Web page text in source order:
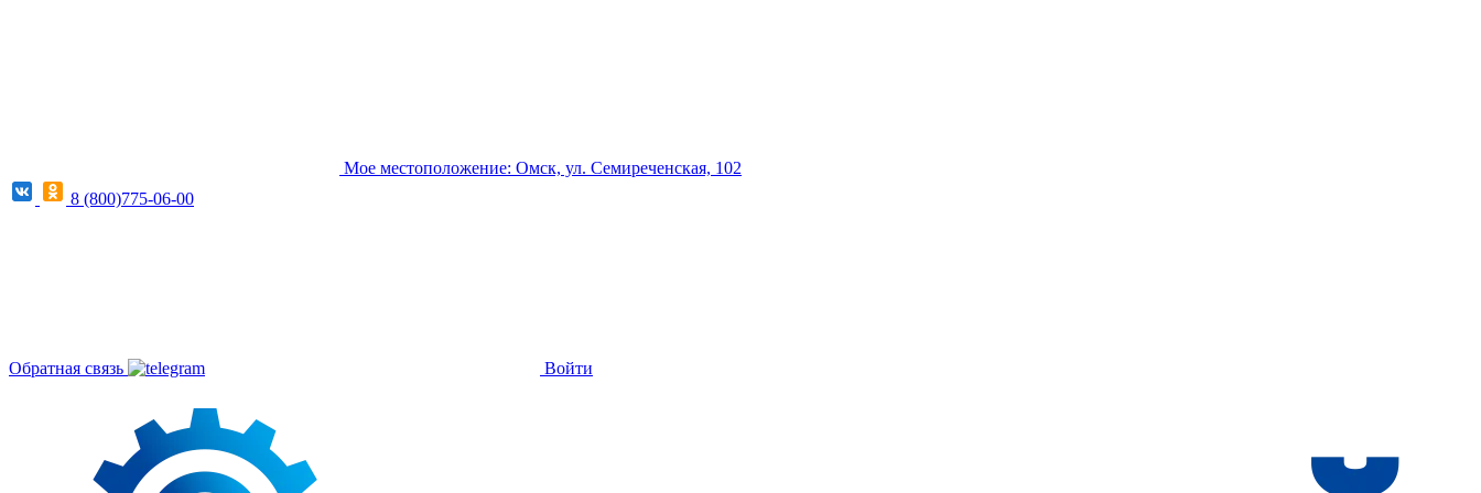
Мое местоположение: Омск, ул. Семиреченская, 102
8 (800)775-06-00
Обратная связь Войти